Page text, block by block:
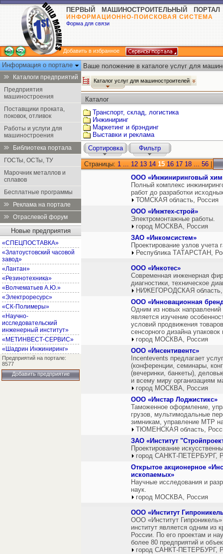
ПЕРВЫЙ МАШИНОСТРОИТЕЛЬНЫЙ ПОРТАЛ
ИНФОРМАЦИОННО-ПОИСКОВАЯ СИСТЕМА
Форма для связи
Добавить в избранное
Информация о портале
Каталоги предприятий
Предприятия
машиностроения
Поставщики проката,
поковок, отливок
Работы и услуги для
машиностроения
Библиотека портала
ГОСТы, ОСТы, ТУ
Марочник металлов и
сплавов
Бесплатные программы
Реклама на портале
Отраслевой форум
Новые предприятия
«СПЕЦПОСТАВКА»
«Златоустовский часовой
завод»
«Лантан»
«Резинотехника»
«Волчематьев А.Ю.»
«Электроресурс»
«СК-Полимеры»
«Научно-
исследовательский
инженерный институт»
«МЕТИНВЕСТ-СЕРВИС»
«Шадрин Инжиниринг»
Предприятий на портале:
8577
Добавить предприятие
Ваше положение в каталоге услуг для
Каталог услуг для машиностроителей
Каталог
Транспорт, склад, логистика
Инжиниринг
Маркетинг и брэндинг
Выставки и реклама
Сортировка
Фильтр
Страницы: 1 ... 12 13 14 15 16 17 18 ... 56
ООО «Инжиниринговый
Полный комплекс
работ до разработки
ТОМСКАЯ область, Россия
ООО «Инжтех-строй»
Электромонтажные работы.
город МОСКВА, Россия
ЗАО «Инкомсистем»
Проектирование узлов учета
Республика ТАТАРСТАН,
ООО «Инкотес»
Современная инженерная
диагностики, техническое
НИЖЕГОРОДСКАЯ область,
ООО «Инновационная
Одним из новых направлений
является изучение
условий продвижения
сенсорного дизайна
город МОСКВА, Россия
ООО «Инсентивентс»
Incentevents предлагает
(конференции, семинары,
(вечеринки, банкеты),
и всему миру организациям
город МОСКВА, Россия
ООО «Инстар Лоджистикс»
Таможенное оформление,
грузов, мультимодальные
зимникам, управление МТР
ТЮМЕНСКАЯ область,
ЗАО «Институт
Проектирование
город САНКТ-ПЕТЕРБУРГ,
Открытое акционерное
ископаемых»
Научные исследования и
наук.
город МОСКВА, Россия
ООО «Институт
ООО «Институт
институт является одним из
России. По его проектам и
более 80 предприятий и
город САНКТ-ПЕТЕРБУРГ,